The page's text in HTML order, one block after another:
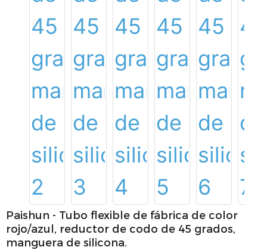
Paishun - Tubo flexible de fábrica de color
rojo/azul, reductor de codo de 45 grados,
manguera de silicona.